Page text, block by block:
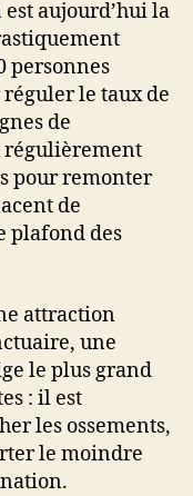
aujourd’hui la
personnes
le taux de
de
régulièrement
pour remonter
de
plafond des
attraction
une
le plus grand
: il est
les ossements,
le moindre